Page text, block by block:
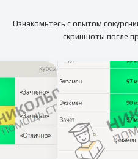
Ознакомьтесь с опытом
скриншоты после